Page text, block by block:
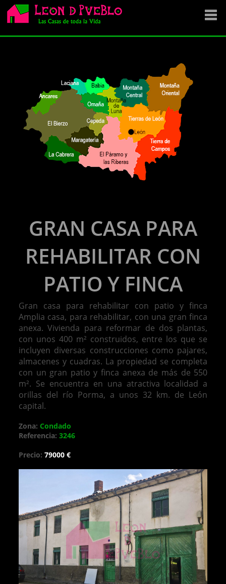
SE VENDE
OFERTAS
NOVEDADES
VENDEMOS TU CASA
DÓNDE COMPRAR ?
GRAN CASA PARA
REHABILITAR CON
PATIO Y FINCA
Gran casa para rehabilitar con patio y finca
Amplia casa, para rehabilitar, con una gran finca
anexa. Vivienda para reformar de dos plantas,
con unos 400 m² construidos, entre los que se
incluyen diversas construcciones como pajares,
almacenes y cuadras. La propiedad se completa
con un gran patio y finca anexa de más de 550
m². Se encuentra en una atractiva localidad a
orillas del río Porma, a unos 32 km. de León
capital.
Zona: Condado
Referencia: 3246
Precio: 79000 €